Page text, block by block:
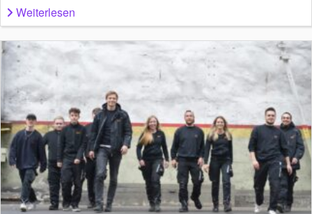
Weiterlesen